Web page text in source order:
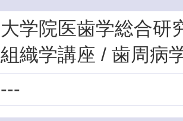
大学院医歯学総合研
組織学講座 / 歯周病
---